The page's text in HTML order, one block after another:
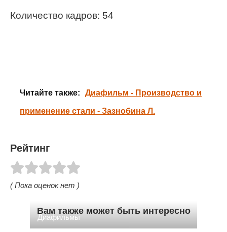
Количество кадров: 54
Читайте также: Диафильм - Производство и
применение стали - Зазнобина Л.
Рейтинг
( Пока оценок нет )
Вам также может быть интересно
Диафильмы